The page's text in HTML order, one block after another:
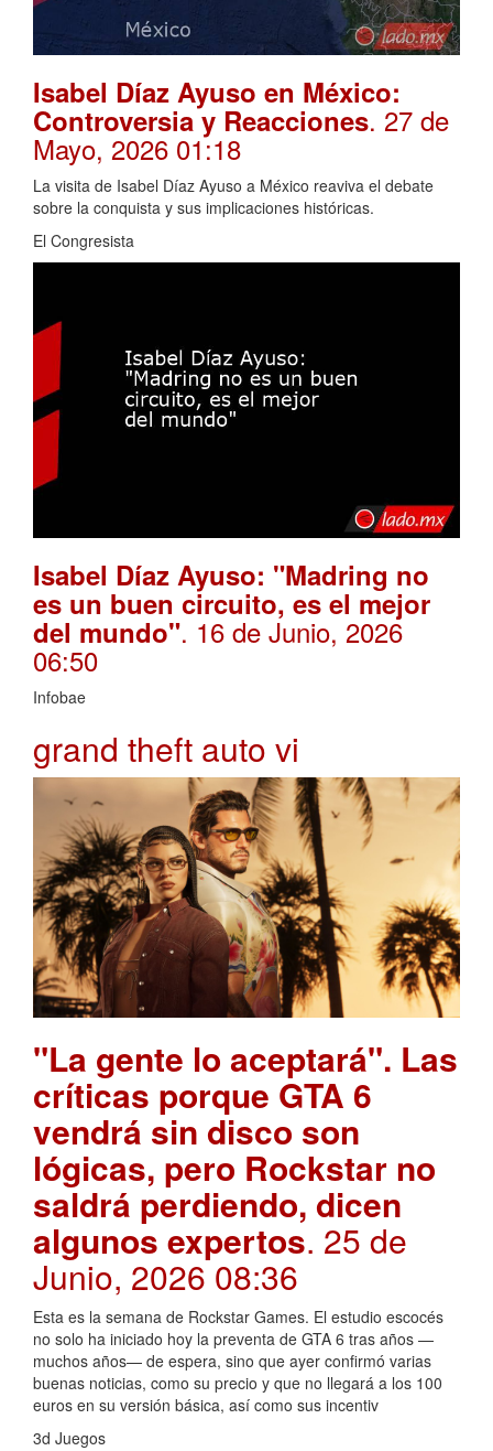
Isabel Díaz Ayuso en México:
Controversia y Reacciones. 27 de
Mayo, 2026 01:18
La visita de Isabel Díaz Ayuso a México reaviva el debate
sobre la conquista y sus implicaciones históricas.
El Congresista
Isabel Díaz Ayuso: "Madring no
es un buen circuito, es el mejor
del mundo". 16 de Junio, 2026
06:50
Infobae
grand theft auto vi
"La gente lo aceptará". Las
críticas porque GTA 6
vendrá sin disco son
lógicas, pero Rockstar no
saldrá perdiendo, dicen
algunos expertos. 25 de
Junio, 2026 08:36
Esta es la semana de Rockstar Games. El estudio escocés
no solo ha iniciado hoy la preventa de GTA 6 tras años —
muchos años— de espera, sino que ayer confirmó varias
buenas noticias, como su precio y que no llegará a los 100
euros en su versión básica, así como sus incentiv
3d Juegos